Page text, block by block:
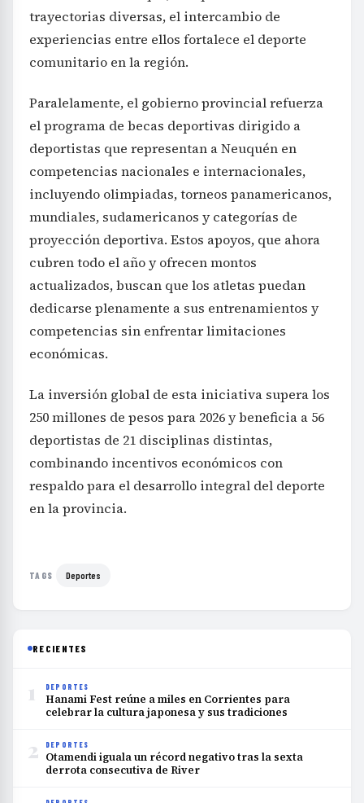
trayectorias diversas, el intercambio de
experiencias entre ellos fortalece el deporte
comunitario en la región.
Paralelamente, el gobierno provincial refuerza
el programa de becas deportivas dirigido a
deportistas que representan a Neuquén en
competencias nacionales e internacionales,
incluyendo olimpiadas, torneos panamericanos,
mundiales, sudamericanos y categorías de
proyección deportiva. Estos apoyos, que ahora
cubren todo el año y ofrecen montos
actualizados, buscan que los atletas puedan
dedicarse plenamente a sus entrenamientos y
competencias sin enfrentar limitaciones
económicas.
La inversión global de esta iniciativa supera los
250 millones de pesos para 2026 y beneficia a 56
deportistas de 21 disciplinas distintas,
combinando incentivos económicos con
respaldo para el desarrollo integral del deporte
en la provincia.
TAGS Deportes
RECIENTES
1 DEPORTES
Hanami Fest reúne a miles en Corrientes para
celebrar la cultura japonesa y sus tradiciones
2 DEPORTES
Otamendi iguala un récord negativo tras la sexta
derrota consecutiva de River